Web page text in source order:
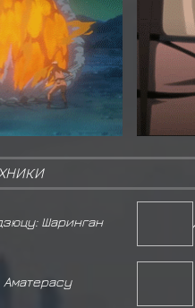
Шаринган
Аматерасу